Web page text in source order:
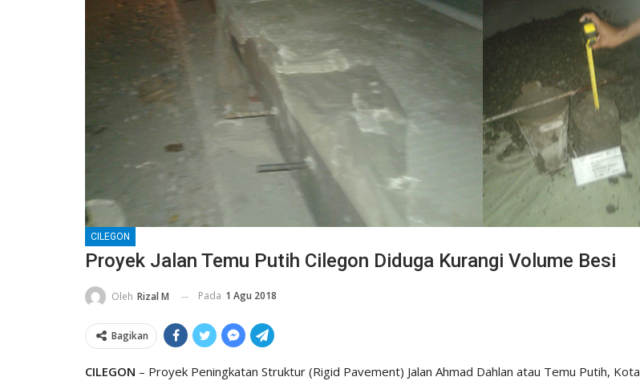
CILEGON
Proyek Jalan Temu Putih Cilegon Diduga Kurangi Volume Besi
Oleh Rizal M Pada 1 Agu 2018
Bagikan
CILEGON – Proyek Peningkatan Struktur (Rigid Pavement) Jalan Ahmad Dahlan atau Temu Putih, Kota